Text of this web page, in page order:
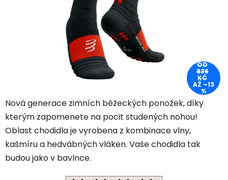
Nová generace zimních běžeckých ponožek, díky
kterým zapomenete na pocit studených nohou!
Oblast chodidla je vyrobena z kombinace vlny,
kašmíru a hedvábných vláken. Vaše chodidla tak
budou jako v bavlnce.
OD
836
KČ
AŽ –13
%